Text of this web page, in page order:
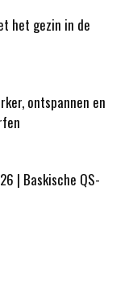
het gezin in de
ontspannen en
| Baskische QS-